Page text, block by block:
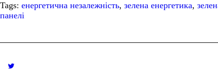
Tags: енергетична незалежність, зелена енергетика,
панелі